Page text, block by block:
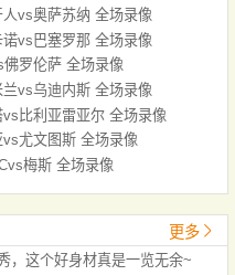
vs奥萨苏纳 全场录像
vs巴塞罗那 全场录像
罗伦萨 全场录像
vs乌迪内斯 全场录像
比利亚雷亚尔 全场录像
尤文图斯 全场录像
梅斯 全场录像
更多
，这个好身材真是一览无余~